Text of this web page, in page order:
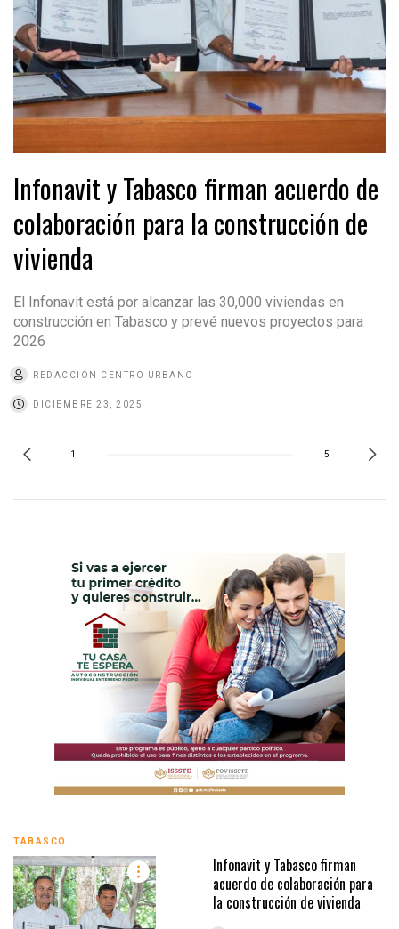
Infonavit y Tabasco firman acuerdo de
colaboración para la construcción de
vivienda
El Infonavit está por alcanzar las 30,000 viviendas en
construcción en Tabasco y prevé nuevos proyectos para
2026
REDACCIÓN CENTRO URBANO
DICIEMBRE 23, 2025
1 5
TABASCO
Infonavit y Tabasco firman
acuerdo de colaboración para
la construcción de vivienda